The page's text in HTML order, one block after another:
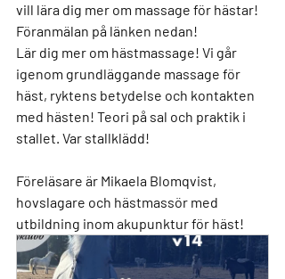
vill lära dig mer om massage för hästar!
Föranmälan på länken nedan!
Lär dig mer om hästmassage! Vi går
igenom grundläggande massage för
häst, ryktens betydelse och kontakten
med hästen! Teori på sal och praktik i
stallet. Var stallklädd!
Föreläsare är Mikaela Blomqvist,
hovslagare och hästmassör med
utbildning inom akupunktur för häst!